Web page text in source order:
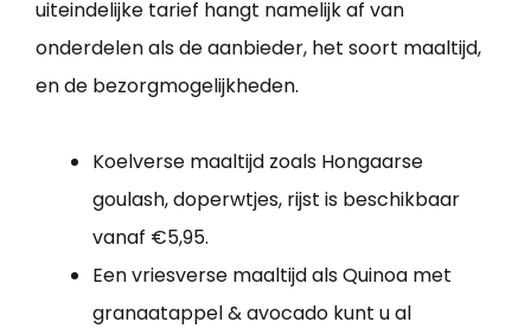
uiteindelijke tarief hangt namelijk af van
onderdelen als de aanbieder, het soort maaltijd,
en de bezorgmogelijkheden.
Koelverse maaltijd zoals Hongaarse
goulash, doperwtjes, rijst is beschikbaar
vanaf €5,95.
Een vriesverse maaltijd als Quinoa met
gra­naat­ap­pel & avo­ca­do kunt u al